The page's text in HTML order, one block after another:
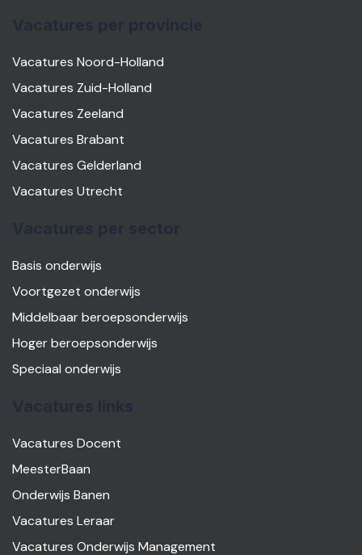
Vacatures Noord-Holland
Vacatures Zuid-Holland
Vacatures Zeeland
Vacatures Brabant
Vacatures Gelderland
Vacatures Utrecht
Basis onderwijs
Voortgezet onderwijs
Middelbaar beroepsonderwijs
Hoger beroepsonderwijs
Speciaal onderwijs
Vacatures Docent
MeesterBaan
Onderwijs Banen
Vacatures Leraar
Vacatures Onderwijs Management